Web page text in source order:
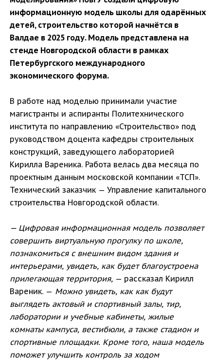
информационную модель школы для одарённых
детей, строительство которой начнётся в
Валдае в 2025 году. Модель представлена на
стенде Новгородской области в рамках
Петербургского международного
экономического форума.
В работе над моделью принимали участие
магистранты и аспиранты Политехнического
института по направлению «Строительство» под
руководством доцента кафедры строительных
конструкций, заведующего лабораторией
Кирилла Вареника. Работа велась два месяца по
проектным данным московской компании «ТСП».
Технический заказчик — Управление капитального
строительства Новгородской области.
— Цифровая информационная модель позволяет
совершить виртуальную прогулку по школе,
познакомиться с внешним видом здания и
интерьерами, увидеть, как будет благоустроена
прилегающая территория, — рассказал Кирилл
Вареник. — Можно увидеть, как как будут
выглядеть актовый и спортивный залы, тир,
лаборатории и учебные кабинеты, жилые
комнаты кампуса, вестибюли, а также стадион и
спортивные площадки. Кроме того, наша модель
поможет улучшить контроль за ходом